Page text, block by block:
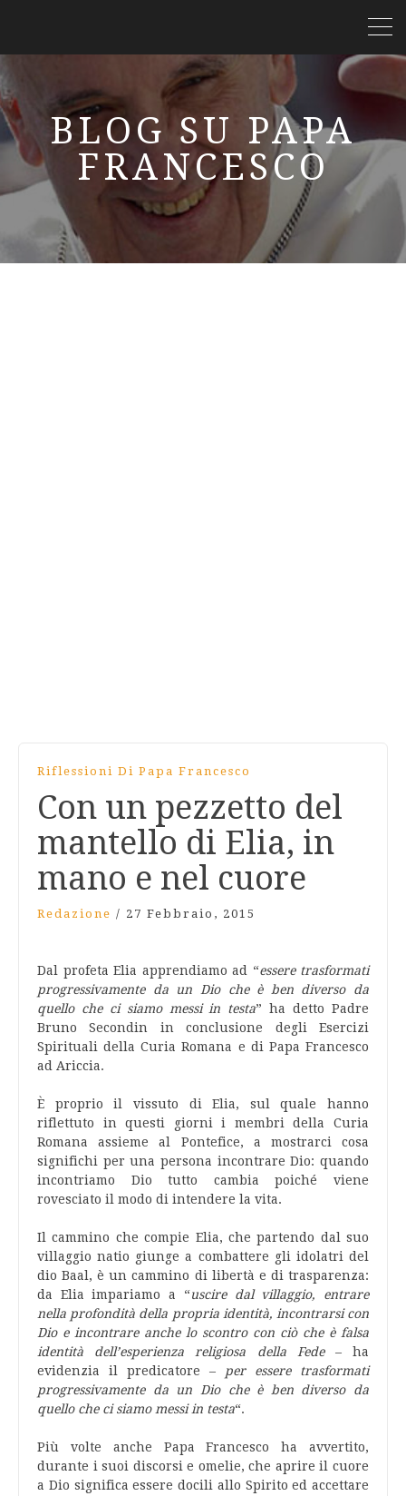
BLOG SU PAPA
FRANCESCO
Riflessioni Di Papa Francesco
Con un pezzetto del
mantello di Elia, in
mano e nel cuore
Redazione / 27 Febbraio, 2015
Dal profeta Elia apprendiamo ad “essere trasformati
progressivamente da un Dio che è ben diverso da
quello che ci siamo messi in testa” ha detto Padre
Bruno Secondin in conclusione degli Esercizi
Spirituali della Curia Romana e di Papa Francesco
ad Ariccia.
È proprio il vissuto di Elia, sul quale hanno
riflettuto in questi giorni i membri della Curia
Romana assieme al Pontefice, a mostrarci cosa
significhi per una persona incontrare Dio: quando
incontriamo Dio tutto cambia poiché viene
rovesciato il modo di intendere la vita.
Il cammino che compie Elia, che partendo dal suo
villaggio natio giunge a combattere gli idolatri del
dio Baal, è un cammino di libertà e di trasparenza:
da Elia impariamo a “uscire dal villaggio, entrare
nella profondità della propria identità, incontrarsi con
Dio e incontrare anche lo scontro con ciò che è falsa
identità dell’esperienza religiosa della Fede– ha
evidenzia il predicatore –
per essere trasformati
progressivamente da un Dio che è ben diverso da
quello che ci siamo messi in testa“.
Più volte anche Papa Francesco ha avvertito,
durante i suoi discorsi e omelie, che aprire il cuore
a Dio significa essere docili allo Spirito ed accettare